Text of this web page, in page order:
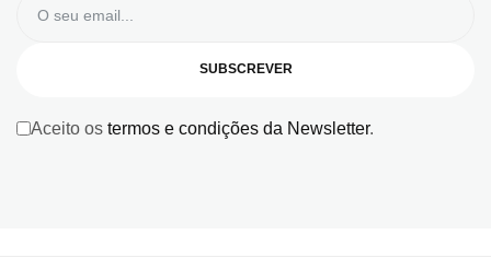
SUBSCREVER
Aceito os termos e condições da Newsletter.